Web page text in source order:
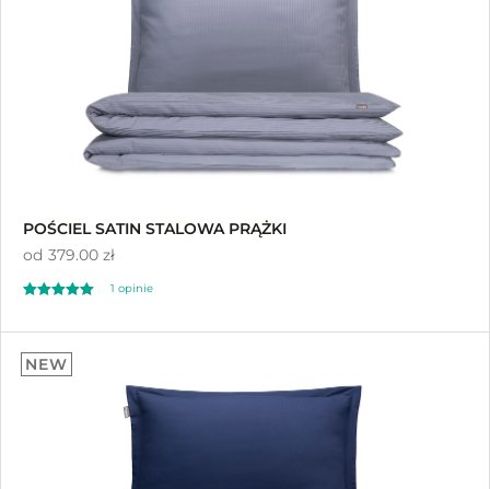
POŚCIEL SATIN STALOWA PRĄŻKI
od 379.00 zł
na 5
1 opinie
NEW